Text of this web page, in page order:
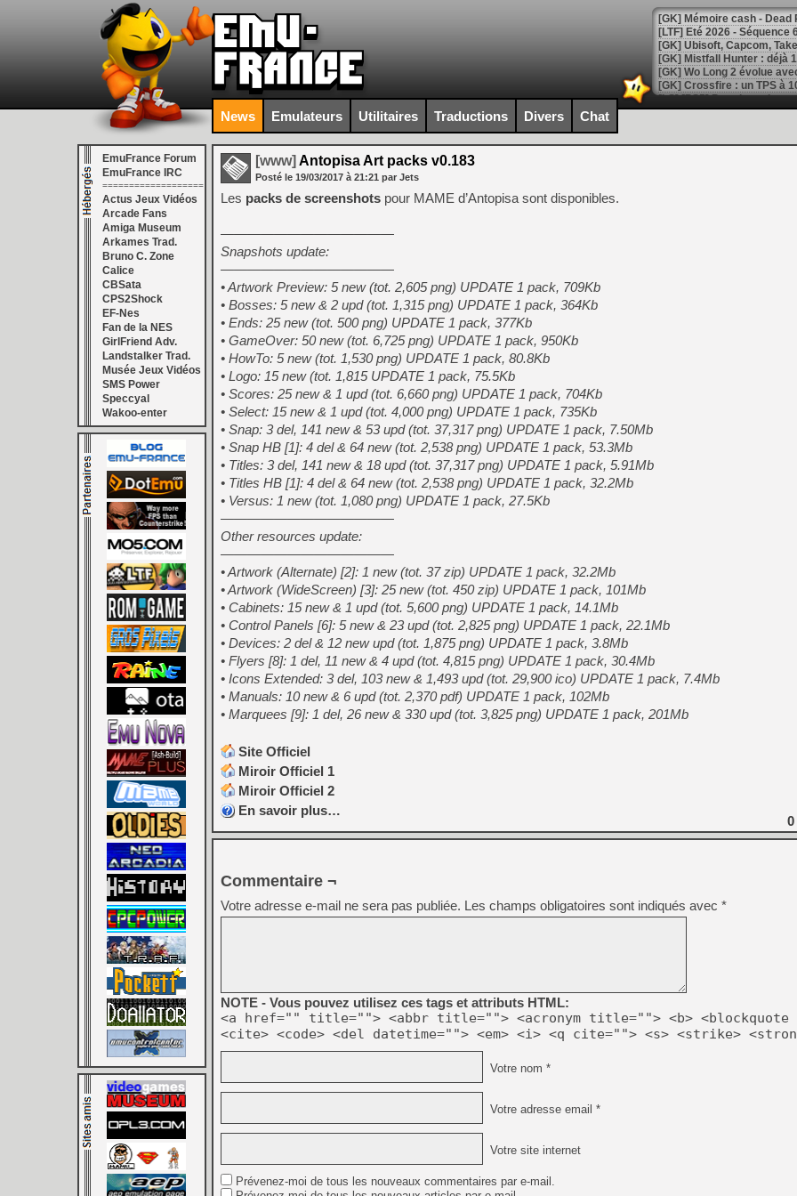
[LTF] Eté 2026 - Séquence
[GK] Mistfall Hunter : déjà
[GK] Wo Long 2 évolue
[GK] Crossfire : un TPS à
[LS] [PS5] Premiers
[Mo5] DOOM arrive en
[GK] Bethesda fête les 30
[GK] Roblox : l'action en
[GK] Agenda - GeForce
[LS] [PS5] ps5-y2jb-
[GK] Pourquoi Marvel
[GK] Test : Restory : Chill
[GK] GTA 6 : Rockstar
[GK] Hot Wheels Infinite
[GK] Mémoire cash -
[GK] Résultats Nintendo :
[GK] Déjà des
[Mo5] Brickboy cherche à
[GK] Minecraft et ses «
[GK] Beast of
[GK] Ubisoft : fin de partie
[GK] Mémoire cash -
[GK] Dan Houser (GTA)
[GK] Comment EA Sports
[GK] Crimson Moon : un
[GK] Isle of Reveries : le
[GK] Moonlighter 2 : The
[GK] Capcom relance
[GK] Guillermo del Toro
News Emulateurs Utilitaires Traductions Divers Chat
EmuFrance Forum
EmuFrance IRC
===================
Actus Jeux Vidéos
Arcade Fans
Amiga Museum
Arkames Trad.
Bruno C. Zone
Calice
CBSata
CPS2Shock
EF-Nes
Fan de la NES
GirlFriend Adv.
Landstalker Trad.
Musée Jeux Vidéos
SMS Power
Speccyal
Wakoo-enter
[www] Antopisa Art packs v0.183
Posté le 19/03/2017 à 21:21 par Jets
Les packs de screenshots pour MAME d’Antopisa sont disponibles.
—————————————
Snapshots update:
—————————————
• Artwork Preview: 5 new (tot. 2,605 png) UPDATE 1 pack, 709Kb
• Bosses: 5 new & 2 upd (tot. 1,315 png) UPDATE 1 pack, 364Kb
• Ends: 25 new (tot. 500 png) UPDATE 1 pack, 377Kb
• GameOver: 50 new (tot. 6,725 png) UPDATE 1 pack, 950Kb
• HowTo: 5 new (tot. 1,530 png) UPDATE 1 pack, 80.8Kb
• Logo: 15 new (tot. 1,815 UPDATE 1 pack, 75.5Kb
• Scores: 25 new & 1 upd (tot. 6,660 png) UPDATE 1 pack, 704Kb
• Select: 15 new & 1 upd (tot. 4,000 png) UPDATE 1 pack, 735Kb
• Snap: 3 del, 141 new & 53 upd (tot. 37,317 png) UPDATE 1 pack, 7.50Mb
• Snap HB [1]: 4 del & 64 new (tot. 2,538 png) UPDATE 1 pack, 53.3Mb
• Titles: 3 del, 141 new & 18 upd (tot. 37,317 png) UPDATE 1 pack, 5.91Mb
• Titles HB [1]: 4 del & 64 new (tot. 2,538 png) UPDATE 1 pack, 32.2Mb
• Versus: 1 new (tot. 1,080 png) UPDATE 1 pack, 27.5Kb
—————————————
Other resources update:
—————————————
• Artwork (Alternate) [2]: 1 new (tot. 37 zip) UPDATE 1 pack, 32.2Mb
• Artwork (WideScreen) [3]: 25 new (tot. 450 zip) UPDATE 1 pack, 101Mb
• Cabinets: 15 new & 1 upd (tot. 5,600 png) UPDATE 1 pack, 14.1Mb
• Control Panels [6]: 5 new & 23 upd (tot. 2,825 png) UPDATE 1 pack, 22.1Mb
• Devices: 2 del & 12 new upd (tot. 1,875 png) UPDATE 1 pack, 3.8Mb
• Flyers [8]: 1 del, 11 new & 4 upd (tot. 4,815 png) UPDATE 1 pack, 30.4Mb
• Icons Extended: 3 del, 103 new & 1,493 upd (tot. 29,900 ico) UPDATE 1 pack, 7.4Mb
• Manuals: 10 new & 6 upd (tot. 2,370 pdf) UPDATE 1 pack, 102Mb
• Marquees [9]: 1 del, 26 new & 330 upd (tot. 3,825 png) UPDATE 1 pack, 201Mb
Site Officiel
Miroir Officiel 1
Miroir Officiel 2
En savoir plus…
0
Commentaire ¬
Votre adresse e-mail ne sera pas publiée. Les champs obligatoires sont indiqués avec *
NOTE - Vous pouvez utilisez ces tags et attributs HTML:
<a href="" title=""> <abbr title=""> <acronym title=""> <b> <blockquote
<cite> <code> <del datetime=""> <em> <i> <q cite=""> <s> <strike>
Votre nom *
Votre adresse email *
Votre site internet
Prévenez-moi de tous les nouveaux commentaires par e-mail.